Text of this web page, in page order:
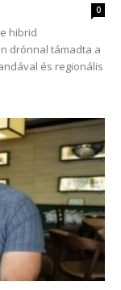
0
hibrid
drónnal támadta a
és regionális